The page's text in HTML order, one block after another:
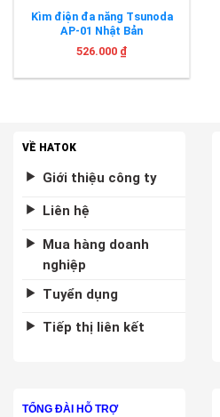
Kìm điện đa năng Tsunoda
AP-01 Nhật Bản
526.000 ₫
VỀ HATOK
Giới thiệu công ty
Liên hệ
Mua hàng doanh
nghiệp
Tuyển dụng
Tiếp thị liên kết
TỔNG ĐÀI HỖ TRỢ